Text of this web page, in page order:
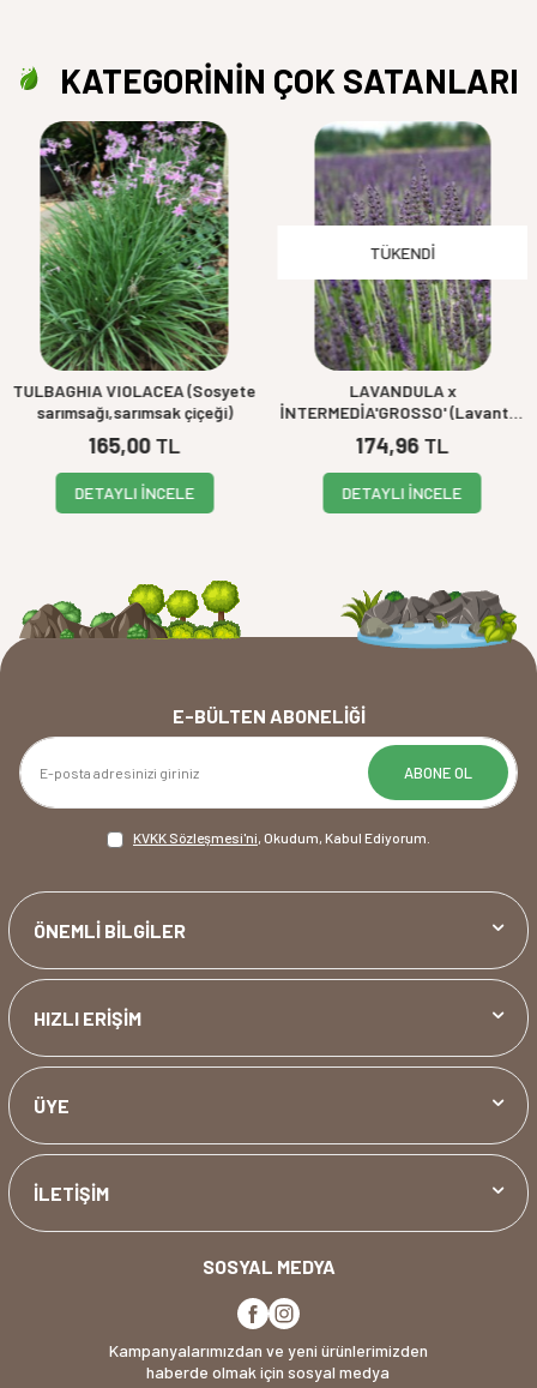
KATEGORİNİN ÇOK SATANLARI
TULBAGHIA VIOLACEA (Sosyete
sarımsağı,sarımsak çiçeği)
165,00TL
DETAYLI İNCELE
TÜKENDI
LAVANDULA x
İNTERMEDİA'GROSSO' (Lavanta)
BİTKİSİ
174,96TL
DETAYLI İNCELE
E-BÜLTEN ABONELIĞI
ABONE OL
KVKK Sözleşmesi'ni, Okudum, Kabul Ediyorum.
ÖNEMLİ BİLGİLER
HIZLI ERİŞİM
ÜYE
İLETİŞİM
SOSYAL MEDYA
Kampanyalarımızdan ve yeni ürünlerimizden
haberde olmak için sosyal medya